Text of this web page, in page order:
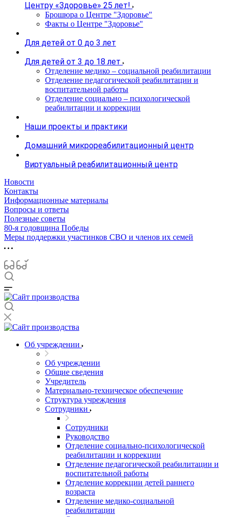
Центру «Здоровье» 25 лет!
Брошюра о Центре "Здоровье"
Факты о Центре "Здоровье"
Для детей от 0 до 3 лет
Для детей от 3 до 18 лет
Отделение медико – социальной реабилитации
Отделение педагогической реабилитации и
воспитательной работы
Отделение социально – психологической
реабилитации и коррекции
Наши проекты и практики
Домашний микрореабилитационный центр
Виртуальный реабилитационный центр
Новости
Контакты
Информационные материалы
Вопросы и ответы
Полезные советы
80-я годовщина Победы
Меры поддержки участинков СВО и членов их семей
Об учреждении
Об учреждении
Общие сведения
Учредитель
Материально-техническое обеспечение
Структура учреждения
Сотрудники
Сотрудники
Руководство
Отделение социально-психологической
реабилитации и коррекции
Отделение педагогической реабилитации и
воспитательной работы
Отделение коррекции детей раннего
возраста
Отделение медико-социальной
реабилитации